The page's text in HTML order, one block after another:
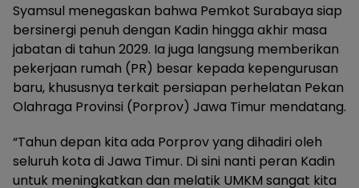
Syamsul menegaskan bahwa Pemkot Surabaya siap
bersinergi penuh dengan Kadin hingga akhir masa
jabatan di tahun 2029. Ia juga langsung memberikan
pekerjaan rumah (PR) besar kepada kepengurusan
baru, khususnya terkait persiapan perhelatan Pekan
Olahraga Provinsi (Porprov) Jawa Timur mendatang.
“Tahun depan kita ada Porprov yang dihadiri oleh
seluruh kota di Jawa Timur. Di sini nanti peran Kadin
untuk meningkatkan dan melatik UMKM sangat kita